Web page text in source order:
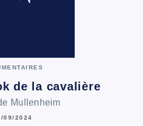
de la cavalière
Mullenheim
09/2024